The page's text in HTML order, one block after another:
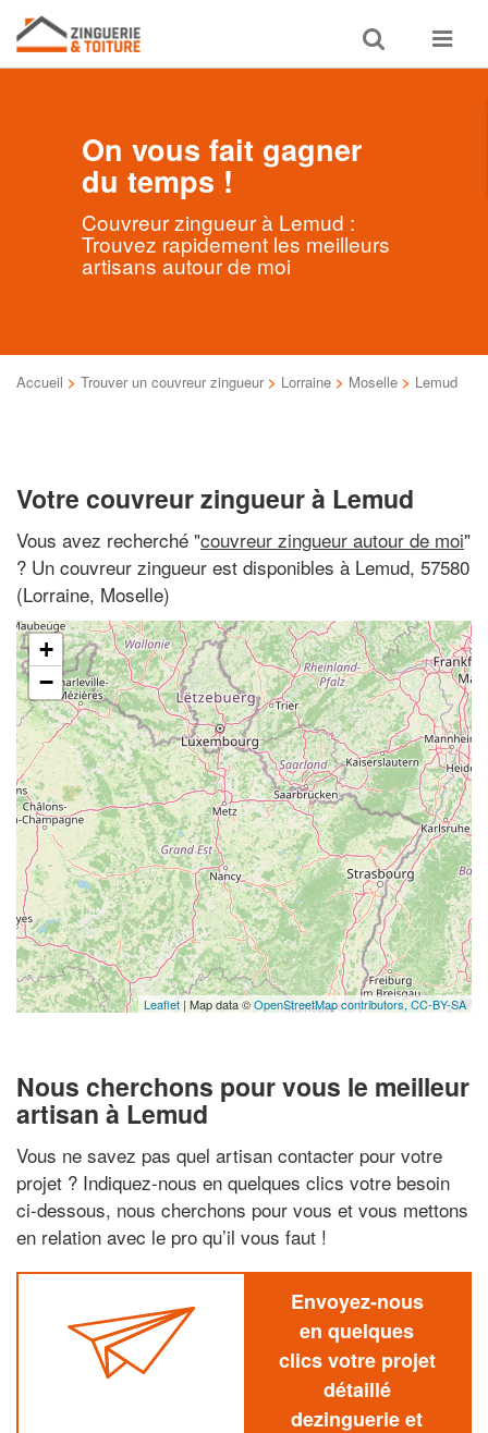
Toggle
search
Toggle
On vous fait gagner
du temps !
Couvreur zingueur à Lemud :
Trouvez rapidement les meilleurs
artisans autour de moi
Accueil > Trouver un couvreur zingueur > Lorraine > Moselle > Lemud
Votre couvreur zingueur à Lemud
Vous avez recherché "couvreur zingueur autour de moi"
? Un couvreur zingueur est disponibles à Lemud, 57580
(Lorraine, Moselle)
+
−
Leaflet | Map data ©OpenStreetMap contributors,CC-BY-SA
Nous cherchons pour vous le meilleur
artisan à Lemud
Vous ne savez pas quel artisan contacter pour votre
projet ? Indiquez-nous en quelques clics votre besoin
ci-dessous, nous cherchons pour vous et vous mettons
en relation avec le pro qu’il vous faut !
Envoyez-nous
en quelques
clics votre projet
détaillé
dezinguerie et